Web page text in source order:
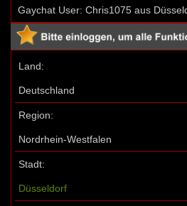
Gaychat User: Chris1075 aus
Land:
Deutschland
Region:
Nordrhein-Westfalen
Stadt:
Düsseldorf